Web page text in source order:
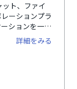
ト、ファイ
ーションプラ
ションを一元
365と連携
スムーズに行
活用されてお
詳細をみる